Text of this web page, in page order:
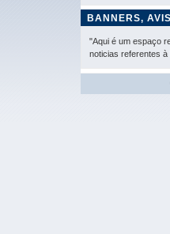
BANNERS,
"Aqui é um espaço
noticias referentes à